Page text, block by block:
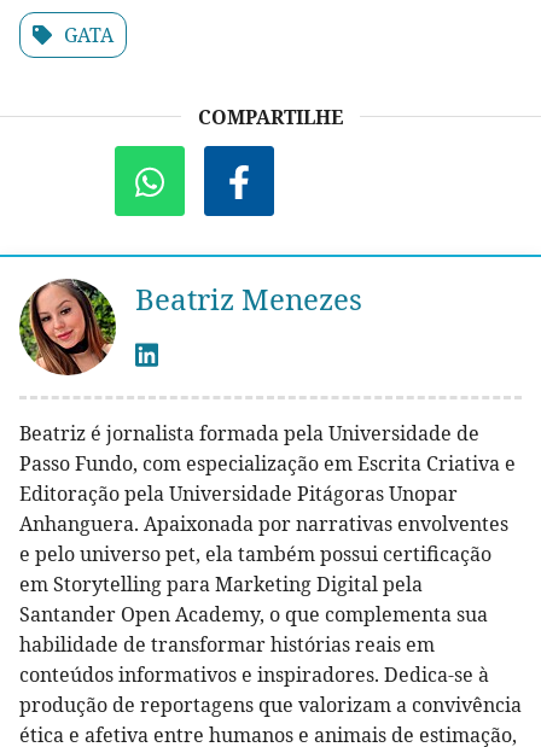
GATA
COMPARTILHE
Beatriz Menezes
Beatriz é jornalista formada pela Universidade de
Passo Fundo, com especialização em Escrita Criativa e
Editoração pela Universidade Pitágoras Unopar
Anhanguera. Apaixonada por narrativas envolventes
e pelo universo pet, ela também possui certificação
em Storytelling para Marketing Digital pela
Santander Open Academy, o que complementa sua
habilidade de transformar histórias reais em
conteúdos informativos e inspiradores. Dedica-se à
produção de reportagens que valorizam a convivência
ética e afetiva entre humanos e animais de estimação,